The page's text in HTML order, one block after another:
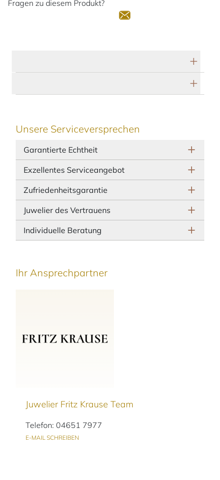
Fragen zu diesem Produkt?
Ihr Ansprechpartner
Juwelier Fritz Krause Team
Telefon: 04651 7977
E-MAIL SCHREIBEN
Unsere Serviceversprechen
Garantierte Echtheit
Exzellentes Serviceangebot
Zufriedenheitsgarantie
Juwelier des Vertrauens
Individuelle Beratung